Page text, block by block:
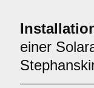
einer